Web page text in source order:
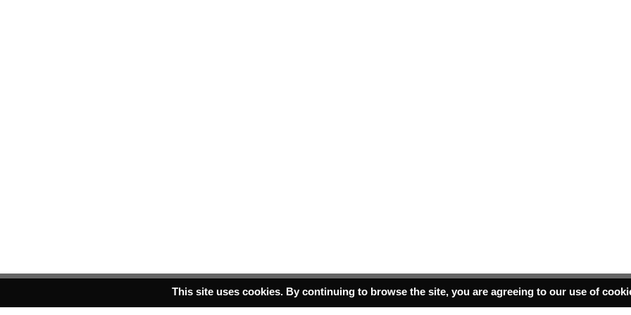
This site uses cookies. By continuing to browse the site, you are agreeing to our use of